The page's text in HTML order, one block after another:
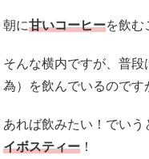
朝に甘いコーヒーを飲む
そんな横内ですが、普
為）を飲んでいるのです
あれば飲みたい！でい
イボスティー ！